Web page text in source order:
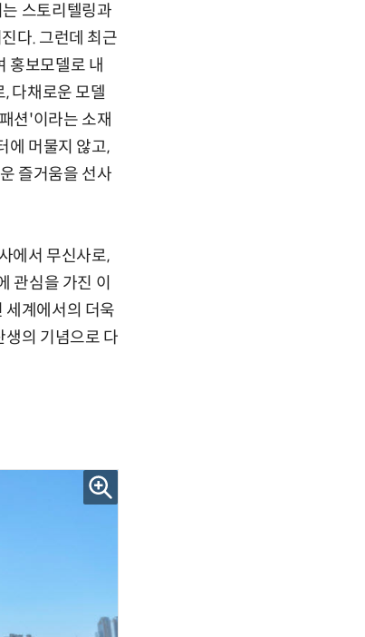
스토리텔링과
다. 그런데 최근
홍보모델로 내
다채로운 모델
션'이라는 소재
에 머물지 않고,
즐거움을 선사
에서 무신사로,
관심을 가진 이
세계에서의 더욱
생의 기념으로 다